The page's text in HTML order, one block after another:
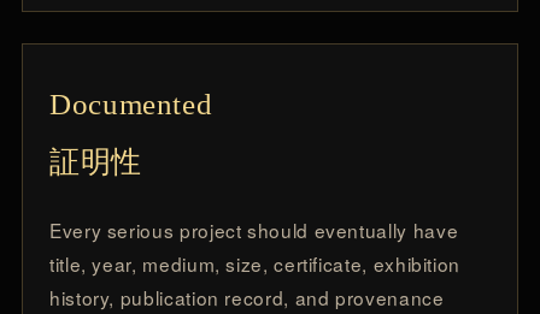
Documented
証明性
Every serious project should eventually have
title, year, medium, size, certificate, exhibition
history, publication record, and provenance